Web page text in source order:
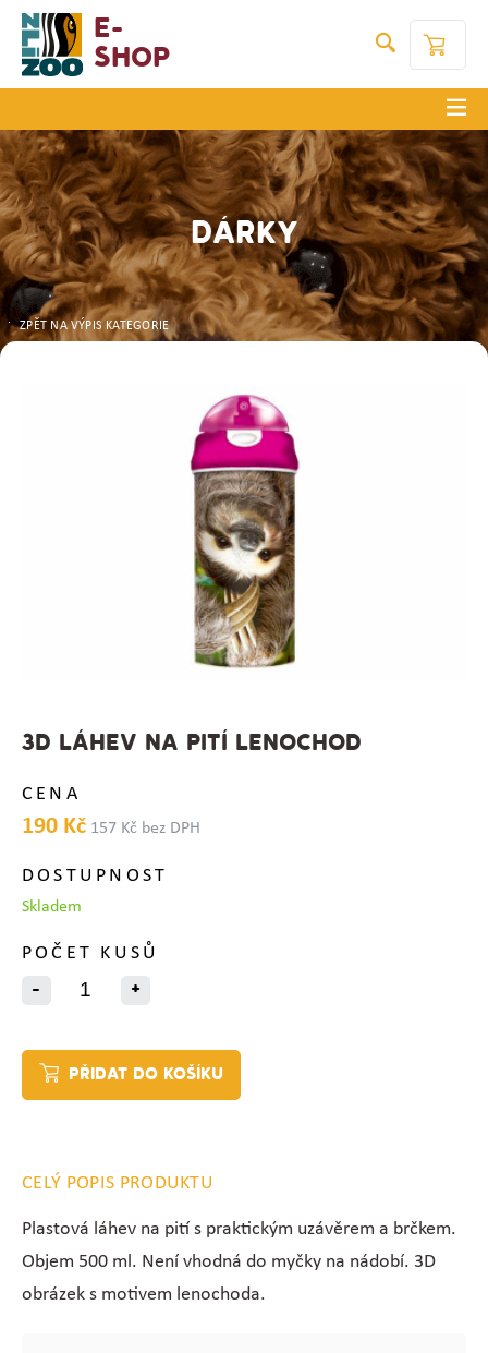
E-
Shop
DÁRKY
ZPĚT NA VÝPIS KATEGORIE
3D LÁHEV NA PITÍ LENOCHOD
CENA
190 Kč 157 Kč bez DPH
DOSTUPNOST
Skladem
POČET KUSŮ
-
+
PŘIDAT DO KOŠÍKU
CELÝ POPIS PRODUKTU
Plastová láhev na pití s praktickým uzávěrem a brčkem.
Objem 500 ml. Není vhodná do myčky na nádobí. 3D
obrázek s motivem lenochoda.